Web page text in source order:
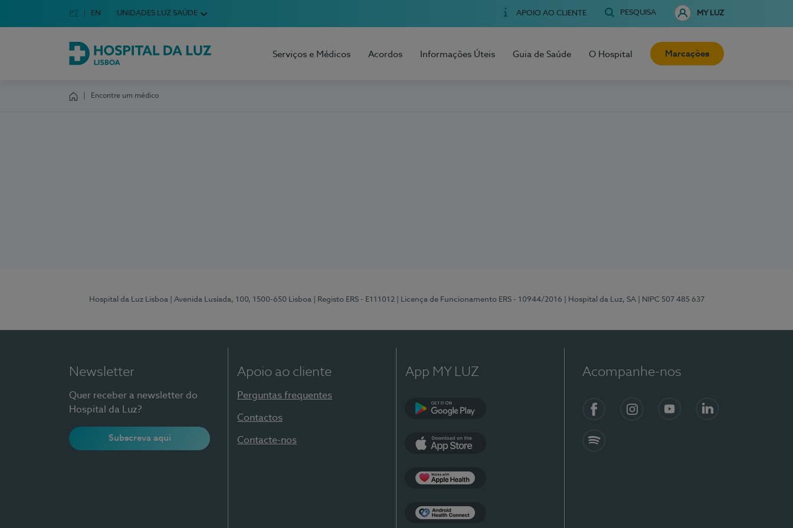
Escolha o seu idioma
Idioma em Português
PT English Language
EN UNIDADES LUZ SAÚDE APOIO AO CLIENTE PESQUISA MY LUZ
Hospital da Luz Lisboa
Serviços e Médicos Acordos Informações Úteis Guia de Saúde O Hospital Marcações
Encontre um médico
Hospital da Luz Lisboa | Avenida Lusíada, 100, 1500-650 Lisboa | Registo ERS - E111012 | Licença de Funcionamento ERS - 10944/2016 | Hospital da Luz, SA | NIPC 507 485 637
Newsletter
Quer receber a newsletter do
Hospital da Luz?
Subscreva aqui
Apoio ao cliente
Perguntas frequentes
Contactos
Contacte-nos
App MY LUZ Acompanhe-nos